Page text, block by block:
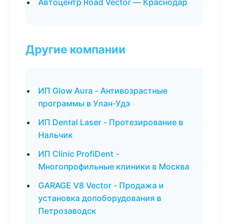
Автоцентр Road Vector — Краснодар
Другие компании
ИП Glow Aura - Антивозрастные
программы в Улан-Удэ
ИП Dental Laser - Протезирование в
Нальчик
ИП Clinic ProfiDent -
Многопрофильные клиники в Москва
GARAGE V8 Vector - Продажа и
установка допоборудования в
Петрозаводск